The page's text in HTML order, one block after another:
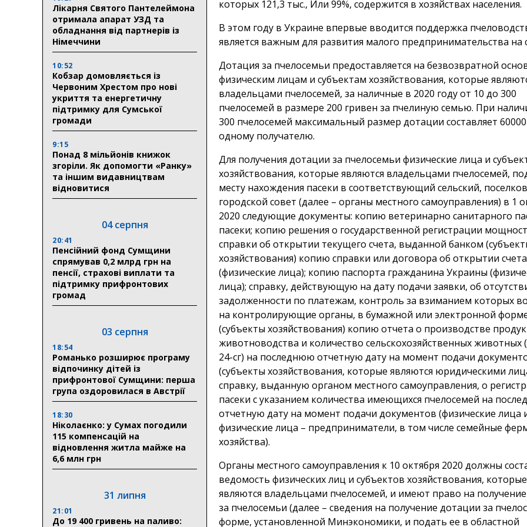
Лікарня Святого Пантелеймона
отримала апарат УЗД та
обладнання від партнерів із
Німеччини
10:52
Кобзар домовляється із
Червоним Хрестом про нові
укриття та енергетичну
підтримку для Сумської
громади
9:15
Понад 8 мільйонів книжок
згоріли. Як допомогти «Ранку»
та іншим видавництвам
відновитися
04 серпня
20:41
Пенсійний фонд Сумщини
спрямував 0,2 млрд грн на
пенсії, страхові виплати та
підтримку прифронтових
громад
03 серпня
18:54
Романько розширює програму
відпочинку дітей із
прифронтової Сумщини: перша
група оздоровилася в Австрії
18:30
Ніколаєнко: у Сумах погодили
115 компенсацій на
відновлення житла майже на
6,6 млн грн
31 липня
21:01
До 19 400 гривень на паливо:
которых 121,3 тыс., Или 99%, содержится в хозяйствах населения.
В этом году в Украине впервые вводится поддержка
является важным для развития малого предпринимательства на
Дотация за пчелосемьи предоставляется на безвозвратной
физическим лицам и субъектам хозяйствования, которые
владельцами пчелосемей, за наличные в 2020 году от 10 до 300
пчелосемей в размере 200 гривен за пчелиную семью. При
300 пчелосемей максимальный размер дотации составляет
одному получателю.
Для получения дотации за пчелосемьи физические лица и
хозяйствования, которые являются владельцами пчелосемей,
месту нахождения пасеки в соответствующий сельский,
городской совет (далее – органы местного самоуправления) в 1
2020 следующие документы: копию ветеринарно санитарного
пасеки; копию решения о государственной регистрации
справки об открытии текущего счета, выданной банком
хозяйствования) копию справки или договора об открытии
(физические лица); копию паспорта гражданина Украины
лица); справку, действующую на дату подачи заявки, об
задолженности по платежам, контроль за взиманием которых
на контролирующие органы, в бумажной или электронной
(субъекты хозяйствования) копию отчета о производстве
животноводства и количество сельскохозяйственных животных
24-сг) на последнюю отчетную дату на момент подачи
(субъекты хозяйствования, которые являются юридическими
справку, выданную органом местного самоуправления, о
пасеки с указанием количества имеющихся пчелосемей на
отчетную дату на момент подачи документов (физические лица
физические лица – предприниматели, в том числе семейные
хозяйства).
Органы местного самоуправления к 10 октября 2020 должны
ведомость физических лиц и субъектов хозяйствования, которые
являются владельцами пчелосемей, и имеют право на
за пчелосемьи (далее – сведения на получение дотации за
форме, установленной Минэкономики, и подать ее в областной